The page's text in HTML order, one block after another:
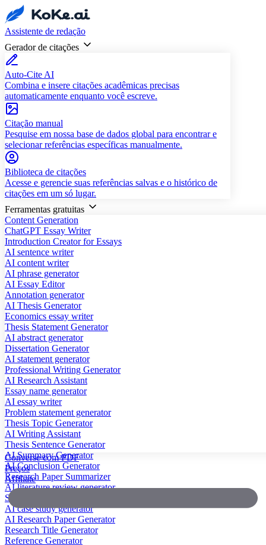
Assistente de redação
Gerador de citações
Auto-Cite AI
Combina e insere citações acadêmicas precisas
automaticamente enquanto você escreve.
Citação manual
Pesquise em nossa base de dados global para encontrar e
selecionar referências específicas manualmente.
Biblioteca de citações
Acesse e gerencie suas referências salvas e o histórico de
citações em um só lugar.
Ferramentas gratuitas
Content Generation
ChatGPT Essay Writer
Introduction Creator for Essays
AI sentence writer
AI content writer
AI phrase generator
AI Essay Editor
Annotation generator
AI Thesis Generator
Economics essay writer
Thesis Statement Generator
AI abstract generator
Dissertation Generator
AI statement generator
Professional Writing Generator
AI Research Assistant
Essay name generator
AI essay writer
Problem statement generator
Thesis Topic Generator
AI Writing Assistant
Thesis Sentence Generator
AI Summary Generator
AI Conclusion Generator
Research Paper Summarizer
AI literature review generator
Scientific Paper Summarizer
AI case study generator
AI Research Paper Generator
Research Title Generator
Reference Generator
Converse com PDF
Preços
Affiliate